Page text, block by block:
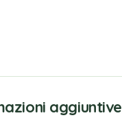
aggiuntive